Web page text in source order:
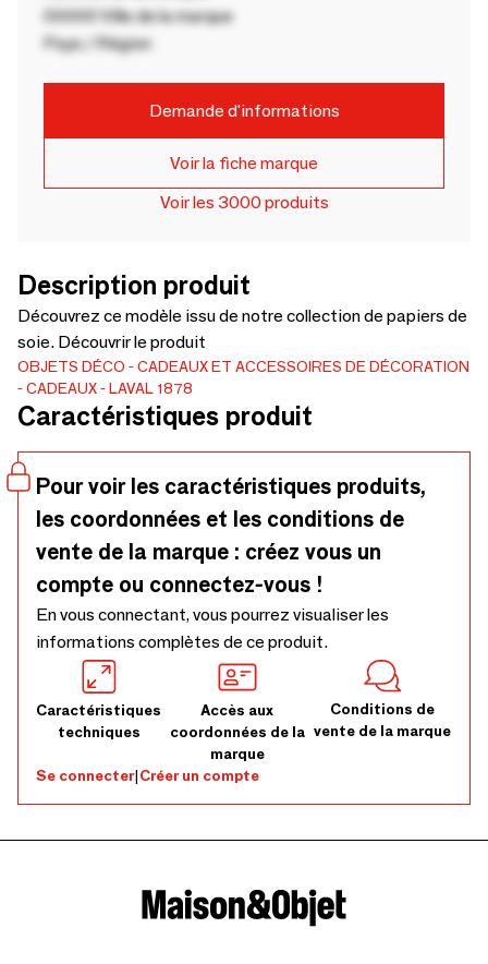
00000 Ville de la marque
Pays / Région
Demande d'informations
Voir la fiche marque
Voir les 3000 produits
Description produit
Découvrez ce modèle issu de notre collection de papiers de
soie. Découvrir le produit
OBJETS DÉCO
CADEAUX ET ACCESSOIRES DE DÉCORATION
CADEAUX
LAVAL 1878
Caractéristiques produit
Pour voir les caractéristiques produits,
les coordonnées et les conditions de
vente de la marque : créez vous un
compte ou connectez-vous !
En vous connectant, vous pourrez visualiser les
informations complètes de ce produit.
Caractéristiques
techniques
Accès aux
coordonnées de la
marque
Conditions de
vente de la marque
Se connecter|Créer un compte